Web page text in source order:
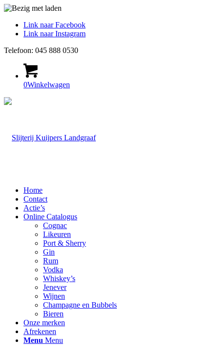
Link naar Facebook
Link naar Instagram
Telefoon: 045 888 0530
0Winkelwagen
Home
Contact
Actie’s
Online Catalogus
Cognac
Likeuren
Port & Sherry
Gin
Rum
Vodka
Whiskey’s
Jenever
Wijnen
Champagne en Bubbels
Bieren
Onze merken
Afrekenen
Menu Menu